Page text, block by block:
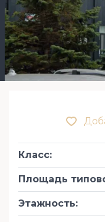
Класс:
Площадь
Этажность: